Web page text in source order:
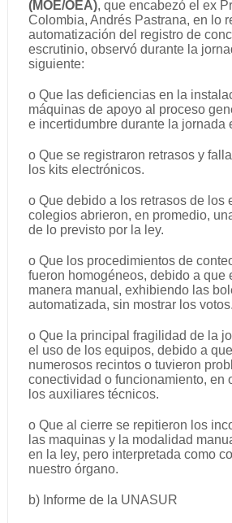
(MOE/OEA), que encabezó el ex
Colombia, Andrés Pastrana, en lo
automatización del registro de
escrutinio, observó durante la
siguiente:
o Que las deficiencias en la
máquinas de apoyo al proceso
e incertidumbre durante la jornada
o Que se registraron retrasos y
los kits electrónicos.
o Que debido a los retrasos de los
colegios abrieron, en promedio,
de lo previsto por la ley.
o Que los procedimientos de
fueron homogéneos, debido a que
manera manual, exhibiendo las
automatizada, sin mostrar los votos.
o Que la principal fragilidad de la
el uso de los equipos, debido a
numerosos recintos o tuvieron
conectividad o funcionamiento, en
los auxiliares técnicos.
o Que al cierre se repitieron los
las maquinas y la modalidad
en la ley, pero interpretada como
nuestro órgano.
b) Informe de la UNASUR